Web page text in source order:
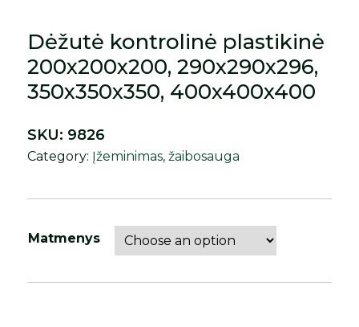
Dėžutė kontrolinė plastikinė
200x200x200, 290x290x296,
350x350x350, 400x400x400
Matmenys
SKU: 9826
Category: Įžeminimas, žaibosauga